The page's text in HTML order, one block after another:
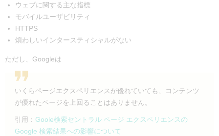
ウェブに関する主な指標
モバイルユーザビリティ
HTTPS
煩わしいインタースティシャルがない
ただし、Googleは
いくらページエクスペリエンスが優れていても、コンテンツ
が優れたページを上回ることはありません。
引用： Goole検索セントラル ページ エクスペリエンスの
Google 検索結果への影響について